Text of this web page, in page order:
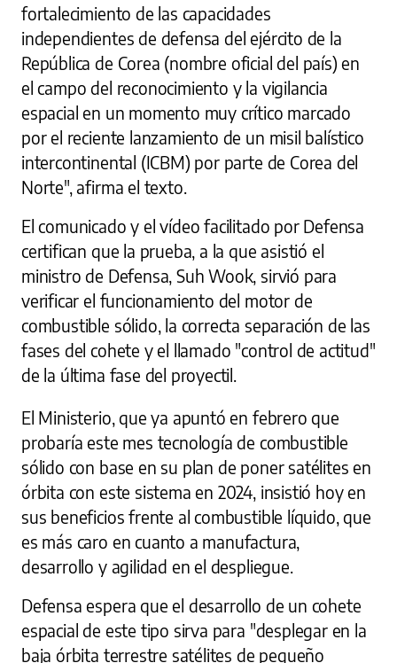
fortalecimiento de las capacidades
independientes de defensa del ejército de la
República de Corea (nombre oficial del país) en
el campo del reconocimiento y la vigilancia
espacial en un momento muy crítico marcado
por el reciente lanzamiento de un misil balístico
intercontinental (ICBM) por parte de Corea del
Norte", afirma el texto.
El comunicado y el vídeo facilitado por Defensa
certifican que la prueba, a la que asistió el
ministro de Defensa, Suh Wook, sirvió para
verificar el funcionamiento del motor de
combustible sólido, la correcta separación de las
fases del cohete y el llamado "control de actitud"
de la última fase del proyectil.
El Ministerio, que ya apuntó en febrero que
probaría este mes tecnología de combustible
sólido con base en su plan de poner satélites en
órbita con este sistema en 2024, insistió hoy en
sus beneficios frente al combustible líquido, que
es más caro en cuanto a manufactura,
desarrollo y agilidad en el despliegue.
Defensa espera que el desarrollo de un cohete
espacial de este tipo sirva para "desplegar en la
baja órbita terrestre satélites de pequeño